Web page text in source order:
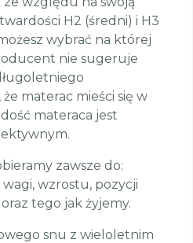
H2 (średni) i H3
wybrać na której
nie sugeruje
materac mieści się w
materaca jest
zawsze do:
wagi, wzrostu, pozycji
tego jak żyjemy.
snu z wieloletnim